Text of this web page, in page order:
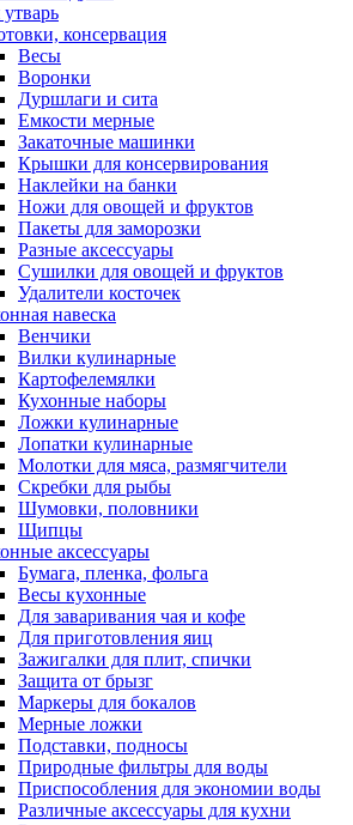
консервация
Весы
Воронки
Дуршлаги и сита
Емкости мерные
Закаточные машинки
Крышки для консервирования
Наклейки на банки
Ножи для овощей и фруктов
Пакеты для заморозки
Разные аксессуары
Сушилки для овощей и фруктов
Удалители косточек
навеска
Венчики
Вилки кулинарные
Картофелемялки
Кухонные наборы
Ложки кулинарные
Лопатки кулинарные
Молотки для мяса, размягчители
Скребки для рыбы
Шумовки, половники
Щипцы
аксессуары
Бумага, пленка, фольга
Весы кухонные
Для заваривания чая и кофе
Для приготовления яиц
Зажигалки для плит, спички
Защита от брызг
Маркеры для бокалов
Мерные ложки
Подставки, подносы
Природные фильтры для воды
Приспособления для экономии воды
Различные аксессуары для кухни